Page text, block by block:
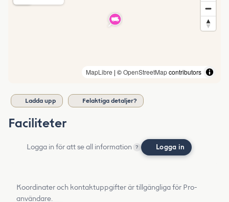
MapLibre | ©OpenStreetMapcontributors
Ladda upp Felaktiga detaljer?
Faciliteter
Logga in för att se all information ? Logga in
Koordinater och kontaktuppgifter är tillgängliga för Pro-
användare.